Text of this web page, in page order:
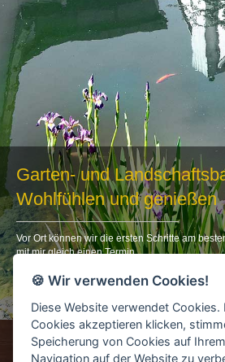
Garten- und
Wohlfühlen und genießen
Vor Ort können wir die ersten Schritte am
mit mir gleich einen Termin.
Gärtnermeister Arnd Martens,
Meyerholz Baumschule
Home Impressum| Datenschutz
🍪 Wir verwenden Cookies!
Diese Website verwendet Cookies.
Cookies akzeptieren klicken,
Speicherung von Cookies auf
Navigation auf der Website zu